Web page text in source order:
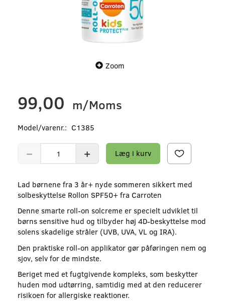
Zoom
99,00 m/Moms
Model/varenr.: C1385
Læg i kurv
Lad børnene fra 3 år+ nyde sommeren sikkert med
solbeskyttelse Rollon SPF50+ fra Carroten
Denne smarte roll-on solcreme er specielt udviklet til
børns sensitive hud og tilbyder høj 4D-beskyttelse mod
solens skadelige stråler (UVB, UVA, VL og IRA).
Den praktiske roll-on applikator gør påføringen nem og
sjov, selv for de mindste.
Beriget med et fugtgivende kompleks, som beskytter
huden mod udtørring, samtidig med at den reducerer
risikoen for allergiske reaktioner.